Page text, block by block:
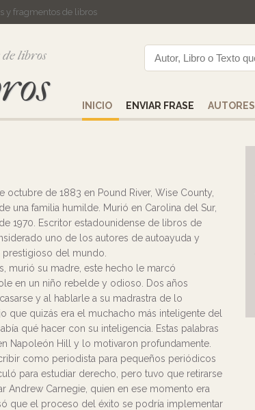
y fragmentos de libros
de libros
INICIO ENVIAR FRASE AUTORES
octubre de 1883 en Pound River, Wise County,
una familia humilde. Murió en Carolina del Sur,
1970. Escritor estadounidense de libros de
uno de los autores de autoayuda y
del mundo.
murió su madre, este hecho le marcó
en un niño rebelde y odioso. Dos años
y al hablarle a su madrastra de lo
que quizás era el muchacho más inteligente del
qué hacer con su inteligencia. Estas palabras
Napoleón Hill y lo motivaron profundamente.
como periodista para pequeños periódicos
para estudiar derecho, pero tuvo que retirarse
Andrew Carnegie, quien en ese momento era
que el proceso del éxito se podría implementar